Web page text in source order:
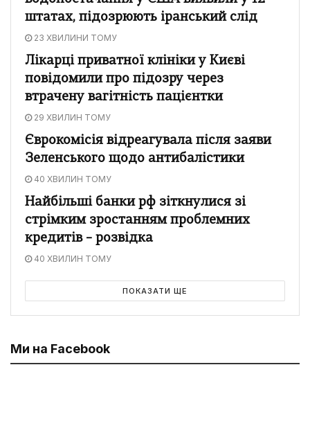
штатах, підозрюють іранський слід
23 ХВИЛИНИ ТОМУ
Лікарці приватної клініки у Києві
повідомили про підозру через
втрачену вагітність пацієнтки
29 ХВИЛИН ТОМУ
Єврокомісія відреагувала після заяви
Зеленського щодо антибалістики
40 ХВИЛИН ТОМУ
Найбільші банки рф зіткнулися зі
стрімким зростанням проблемних
кредитів – розвідка
40 ХВИЛИН ТОМУ
ПОКАЗАТИ ЩЕ
Ми на Facebook